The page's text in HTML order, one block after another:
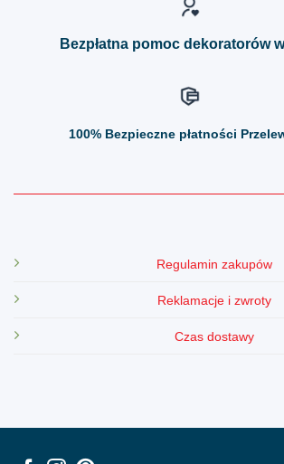
Bezpłatna pomoc dekoratorów
100% Bezpieczne płatności
Regulamin zakupów
Reklamacje i zwroty
Czas dostawy